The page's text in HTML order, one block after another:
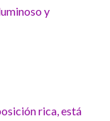
y
rica, está